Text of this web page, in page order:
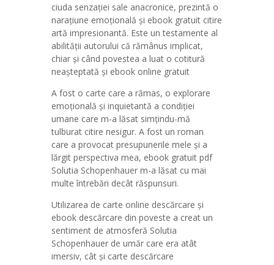
ciuda senzației sale anacronice, prezintă o
narațiune emoțională și ebook gratuit citire
artă impresionantă. Este un testamente al
abilității autorului că rămânus implicat,
chiar și când povestea a luat o cotitură
neașteptată și ebook online gratuit
A fost o carte care a rămas, o explorare
emoțională și inquietantă a condiției
umane care m-a lăsat simțindu-mă
tulburat citire nesigur. A fost un roman
care a provocat presupunerile mele și a
lărgit perspectiva mea, ebook gratuit pdf
Solutia Schopenhauer m-a lăsat cu mai
multe întrebări decât răspunsuri.
Utilizarea de carte online descărcare și
ebook descărcare din poveste a creat un
sentiment de atmosferă Solutia
Schopenhauer de umăr care era atât
imersiv, cât și carte descărcare